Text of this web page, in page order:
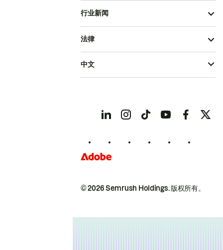
行业新闻
© 2026 Semrush Holdings.版权所有。
法律
中文